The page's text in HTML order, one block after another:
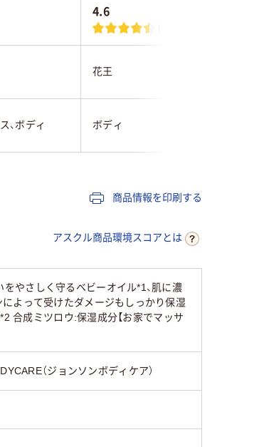
4.6
(8)
花王
、ボディ ボディ
商品情報を印刷する
アスクル商品環境スコアとは
やさしく守るベビーオイル*1、肌に濃
よって受けたダメージもしっかり保湿
合成ミツロウ:保湿成分【お家でマッサ
（ジョンソンボディケア）